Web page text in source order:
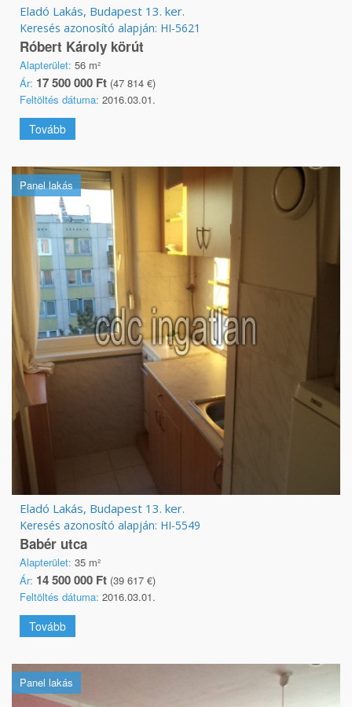
Eladó Lakás, Budapest 13. ker.
Keresés azonosító alapján: HI-5621
Róbert Károly körút
Alapterület: 56 m²
Ár: 17 500 000 Ft (47 814 €)
Feltöltés dátuma: 2016.03.01.
Tovább
Panel lakás
Eladó Lakás, Budapest 13. ker.
Keresés azonosító alapján: HI-5549
Babér utca
Alapterület: 35 m²
Ár: 14 500 000 Ft (39 617 €)
Feltöltés dátuma: 2016.03.01.
Tovább
Panel lakás